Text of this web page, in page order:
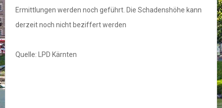
Ermittlungen werden noch geführt. Die Schadenshöhe kann
derzeit noch nicht beziffert werden
Quelle: LPD Kärnten